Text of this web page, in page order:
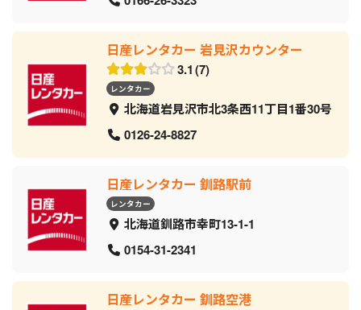
日産レンタカー 岩見沢カウンター
3.1 7
レンタカー
北海道岩見沢市北3条西11丁目1番30号
0126-24-8827
日産レンタカー 釧路駅前
レンタカー
北海道釧路市幸町13-1-1
0154-31-2341
日産レンタカー 釧路空港